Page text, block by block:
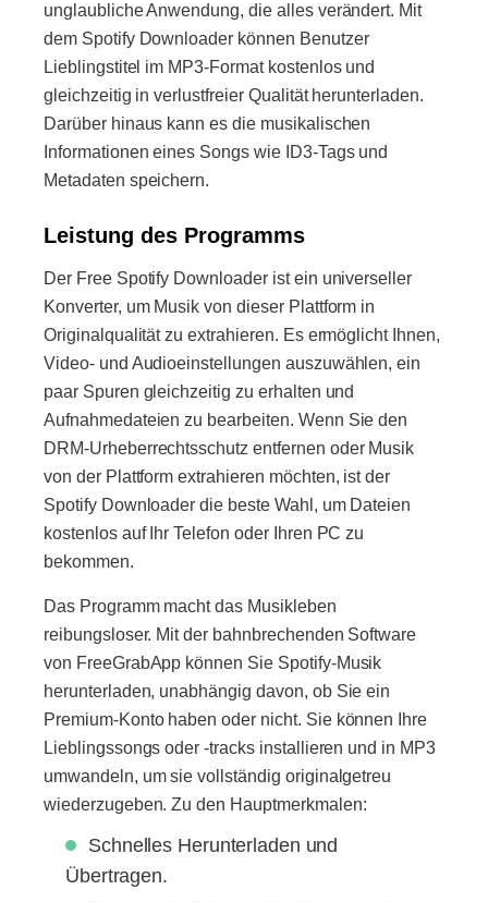
unglaubliche Anwendung, die alles verändert. Mit
dem Spotify Downloader können Benutzer
Lieblingstitel im MP3-Format kostenlos und
gleichzeitig in verlustfreier Qualität herunterladen.
Darüber hinaus kann es die musikalischen
Informationen eines Songs wie ID3-Tags und
Metadaten speichern.
Leistung des Programms
Der Free Spotify Downloader ist ein universeller
Konverter, um Musik von dieser Plattform in
Originalqualität zu extrahieren. Es ermöglicht Ihnen,
Video- und Audioeinstellungen auszuwählen, ein
paar Spuren gleichzeitig zu erhalten und
Aufnahmedateien zu bearbeiten. Wenn Sie den
DRM-Urheberrechtsschutz entfernen oder Musik
von der Plattform extrahieren möchten, ist der
Spotify Downloader die beste Wahl, um Dateien
kostenlos auf Ihr Telefon oder Ihren PC zu
bekommen.
Das Programm macht das Musikleben
reibungsloser. Mit der bahnbrechenden Software
von FreeGrabApp können Sie Spotify-Musik
herunterladen, unabhängig davon, ob Sie ein
Premium-Konto haben oder nicht. Sie können Ihre
Lieblingssongs oder -tracks installieren und in MP3
umwandeln, um sie vollständig originalgetreu
wiederzugeben. Zu den Hauptmerkmalen:
Schnelles Herunterladen und
Übertragen.